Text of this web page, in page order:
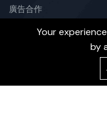
廣告合作
聯絡我們
訂閱我們，即時了解房市
Your
by